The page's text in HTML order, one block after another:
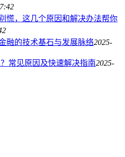
慌，这几个原因和解决办法帮你
融的技术基石与发展脉络2025-
常见原因及快速解决指南2025-